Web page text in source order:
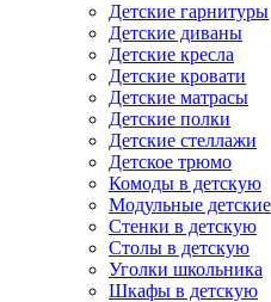
Детские гарнитуры
Детские диваны
Детские кресла
Детские кровати
Детские матрасы
Детские полки
Детские стеллажи
Детское трюмо
Комоды в детскую
Модульные детские
Стенки в детскую
Столы в детскую
Уголки школьника
Шкафы в детскую